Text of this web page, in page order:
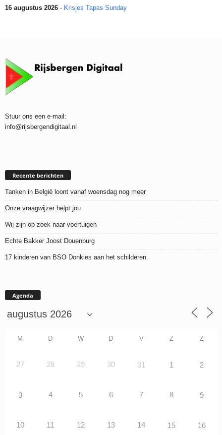
16 augustus 2026 - Krisjes Tapas Sunday
Stuur ons een e-mail:
info@rijsbergendigitaal.nl
Recente berichten
Tanken in België loont vanaf woensdag nog meer
Onze vraagwijzer helpt jou
Wij zijn op zoek naar voertuigen
Echte Bakker Joost Douenburg
17 kinderen van BSO Donkies aan het schilderen.
Agenda
M D W D V Z Z
27 28 29 30 31 1 2
3 4 5 6 7 8 9
10 11 12 13 14 15 16